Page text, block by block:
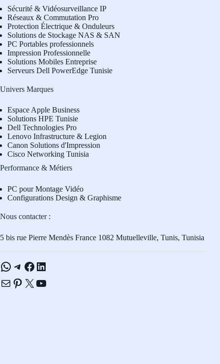
Sécurité & Vidéosurveillance IP
Réseaux & Commutation Pro
Protection Électrique & Onduleurs
Solutions de Stockage NAS & SAN
PC Portables professionnels
Impression Professionnelle
Solutions Mobiles Entreprise
Serveurs Dell PowerEdge Tunisie
Univers Marques
Espace Apple Business
Solutions HPE Tunisie
Dell Technologies Pro
Lenovo Infrastructure & Legion
Canon Solutions d'Impression
Cisco Networking Tunisia
Performance & Métiers
PC pour Montage Vidéo
Configurations Design & Graphisme
Nous contacter :
5 bis rue Pierre Mendès France 1082 Mutuelleville, Tunis, Tunisia
WhatsApp
Telegram
Facebook
LinkedIn
E-mailPinterest
X YouTube